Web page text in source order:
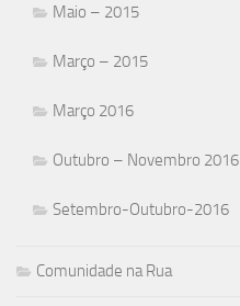
Maio – 2015
Março – 2015
Março 2016
Outubro – Novembro 2016
Setembro-Outubro-2016
Comunidade na Rua